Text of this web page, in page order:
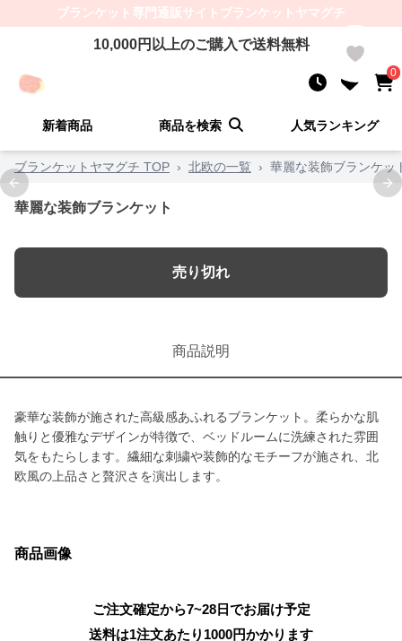
ブランケット 専門通販サイト ブランケットヤマグチ
10,000円以上のご購入で送料無料
0
新着商品 商品を検索 人気ランキング
ブランケットヤマグチ TOP › 北欧の一覧 › 華麗な装飾ブランケッ
Previous slide
華麗な装飾ブランケット
売り切れ
商品説明
豪華な装飾が施された高級感あふれるブランケット。柔らかな肌
触りと優雅なデザインが特徴で、ベッドルームに洗練された雰囲
気をもたらします。繊細な刺繍や装飾的なモチーフが施され、北
欧風の上品さと贅沢さを演出します。
商品画像
ご注文確定から7~28日でお届け予定
送料は1注文あたり 1000円かかります